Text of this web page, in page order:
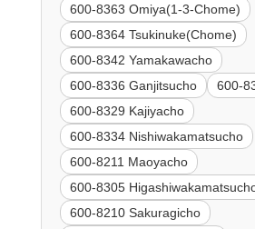
600-8363 Omiya(1-3-Chome)
600-8364 Tsukinuke(Chome)
600-8342 Yamakawacho
600-8336 Ganjitsucho
600-
600-8329 Kajiyacho
600-8334 Nishiwakamatsucho
600-8211 Maoyacho
600-8305
600-8210 Sakuragicho